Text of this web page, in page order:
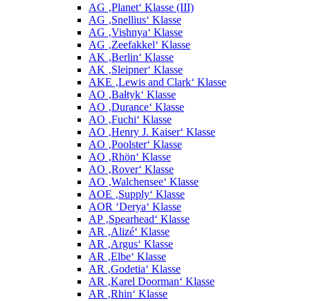
AG ‚Planet‘ Klasse (III)
AG ‚Snellius‘ Klasse
AG ‚Vishnya‘ Klasse
AG ‚Zeefakkel‘ Klasse
AK ‚Berlin‘ Klasse
AK ‚Sleipner‘ Klasse
AKE ‚Lewis and Clark‘ Klasse
AO ‚Bałtyk‘ Klasse
AO ‚Durance‘ Klasse
AO ‚Fuchi‘ Klasse
AO ‚Henry J. Kaiser‘ Klasse
AO ‚Poolster‘ Klasse
AO ‚Rhön‘ Klasse
AO ‚Rover‘ Klasse
AO ‚Walchensee‘ Klasse
AOE ‚Supply‘ Klasse
AOR ‘Derya‘ Klasse
AP ‚Spearhead‘ Klasse
AR ‚Alizé‘ Klasse
AR ‚Argus‘ Klasse
AR ‚Elbe‘ Klasse
AR ‚Godetia‘ Klasse
AR ‚Karel Doorman‘ Klasse
AR ‚Rhin‘ Klasse